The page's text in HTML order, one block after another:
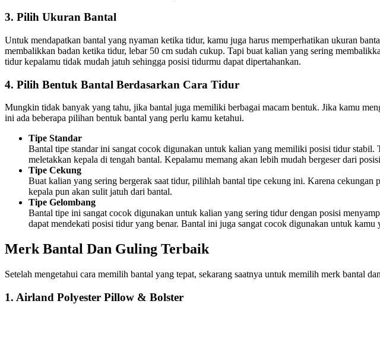
3. Pilih Ukuran Bantal
Untuk mendapatkan bantal yang nyaman ketika tidur, kamu juga harus memperhatikan ukuran
membalikkan badan ketika tidur, lebar 50 cm sudah cukup. Tapi buat kalian yang sering
tidur kepalamu tidak mudah jatuh sehingga posisi tidurmu dapat dipertahankan.
4. Pilih Bentuk Bantal Berdasarkan Cara Tidur
Mungkin tidak banyak yang tahu, jika bantal juga memiliki berbagai macam bentuk. Jika kamu
ini ada beberapa pilihan bentuk bantal yang perlu kamu ketahui.
Tipe Standar
Bantal tipe standar ini sangat cocok digunakan untuk kalian yang memiliki posisi tidur
meletakkan kepala di tengah bantal. Kepalamu memang akan lebih mudah bergeser dari
Tipe Cekung
Buat kalian yang sering bergerak saat tidur, pilihlah bantal tipe cekung ini. Karena
kepala pun akan sulit jatuh dari bantal.
Tipe Gelombang
Bantal tipe ini sangat cocok digunakan untuk kalian yang sering tidur dengan posisi
dapat mendekati posisi tidur yang benar. Bantal ini juga sangat cocok digunakan untuk
Merk Bantal Dan Guling Terbaik
Setelah mengetahui cara memilih bantal yang tepat, sekarang saatnya untuk memilih merk bantal
1. Airland Polyester Pillow & Bolster